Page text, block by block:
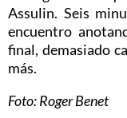
Assulin. Seis
encuentro
final, demasiado
más.
Foto: Roger Benet